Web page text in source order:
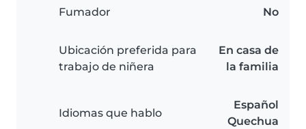
Fumador No
Ubicación preferida para
trabajo de niñera
En casa de
la familia
Idiomas que hablo
Español
Quechua